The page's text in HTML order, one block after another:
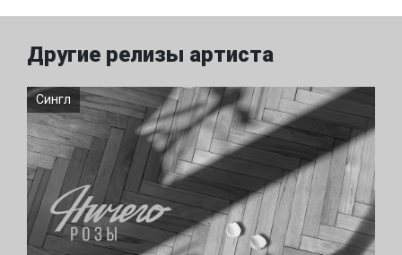
Другие релизы артиста
Сингл